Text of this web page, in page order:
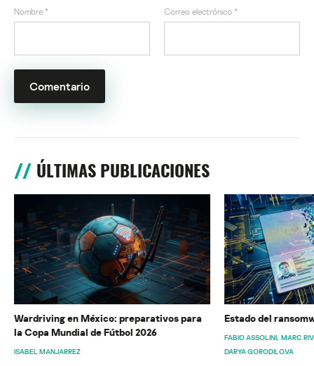
Nombre * Correo electrónico *
ÚLTIMAS PUBLICACIONES
Wardriving en México: preparativos para
la Copa Mundial de Fútbol 2026
ISABEL MANJARREZ
Estado del
FABIO ASSOLINI MARC
DARYA GORODILOVA